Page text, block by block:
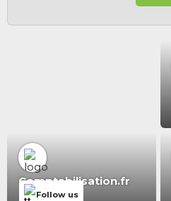
Comptabilisation.fr
Follow us